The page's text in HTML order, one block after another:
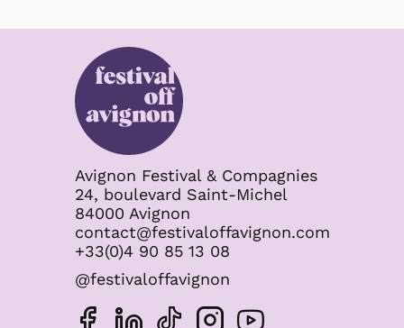
Avignon Festival & Compagnies
24, boulevard Saint-Michel
84000 Avignon
contact@festivaloffavignon.com
+33(0)4 90 85 13 08
@festivaloffavignon